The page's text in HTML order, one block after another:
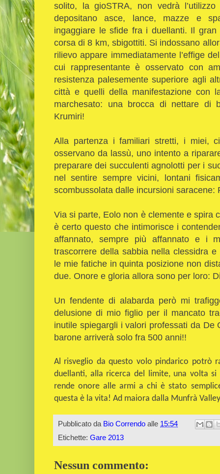
solito, la gioSTRA, non vedrà
depositano asce, lance, mazze e
ingaggiare le sfide fra i duellanti. Il
corsa di 8 km, sbigottiti. Si indossano
rilievo appare immediatamente l’effige
cui rappresentante è osservato con
resistenza palesemente superiore agli
città e quelli della manifestazione con
marchesato: una brocca di nettare di
Krumiri!
Alla partenza i familiari stretti, i miei,
osservano da lassù, uno intento a
preparare dei succulenti agnolotti per i
nel sentire sempre vicini, lontani
scombussolata dalle incursioni saracene:
Via si parte, Eolo non è clemente e spira
è certo questo che intimorisce i
affannato, sempre più affannato e i
trascorrere della sabbia nella clessidra
le mie fatiche in quinta posizione non
due. Onore e gloria allora sono per loro:
Un fendente di alabarda però mi
delusione di mio figlio per il mancato
inutile spiegargli i valori professati da
barone arriverà solo fra 500 anni!!
Al risveglio da questo volo pindarico potrò
duellanti, alla ricerca del limite, una volta si
rende onore alle armi a chi è stato
questa è la vita! Ad maiora dalla Munfrà Valley
Pubblicato da Bio Correndo alle 15:54
Etichette: Gare 2013
Nessun commento: